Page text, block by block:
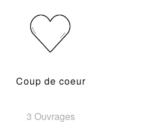
Coup de coeur
3 Ouvrages